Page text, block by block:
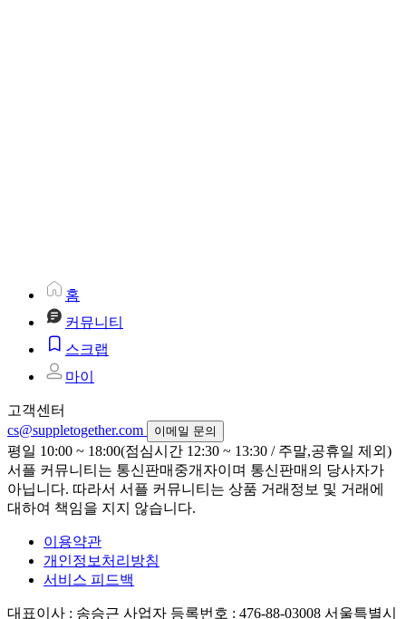
홈
커뮤니티
스크랩
마이
고객센터
cs@suppletogether.com
이메일 문의
평일 10:00 ~ 18:00(점심시간 12:30 ~ 13:30 / 주말,공휴일 제외)
서플 커뮤니티는 통신판매중개자이며 통신판매의 당사자가
아닙니다. 따라서 서플 커뮤니티는 상품 거래정보 및 거래에
대하여 책임을 지지 않습니다.
이용약관
개인정보처리방침
서비스 피드백
대표이사 : 송승근 사업자 등록번호 : 476-88-03008 서울특별시